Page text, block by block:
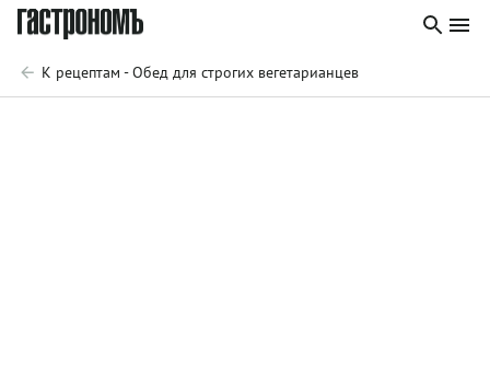
К рецептам - Обед для строгих вегетарианцев